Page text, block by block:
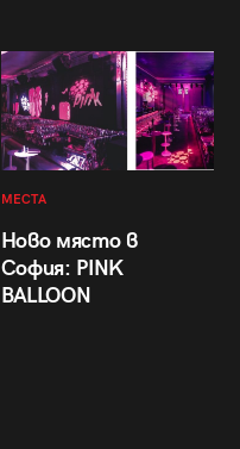
МЕСТА
Ново място в
София: PINK
BALLOON